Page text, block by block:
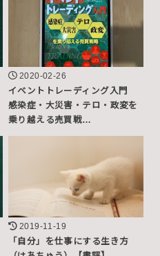
2020-02-26
イベントトレーディング入門
感染症・大災害・テロ・政変を
乗り越える売買戦…
2019-11-19
「自分」を仕事にする生き方